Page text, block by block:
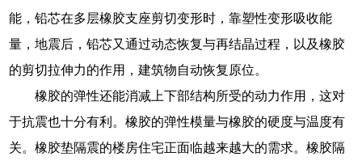
能，铅芯在多层橡胶支座剪切变形时，靠塑性变形吸收能
量，地震后，铅芯又通过动态恢复与再结晶过程，以及橡胶
的剪切拉伸力的作用，建筑物自动恢复原位。
橡胶的弹性还能消减上下部结构所受的动力作用，这对
于抗震也十分有利。橡胶的弹性模量与橡胶的硬度与温度有
关。橡胶垫隔震的楼房住宅正面临越来越大的需求。橡胶隔